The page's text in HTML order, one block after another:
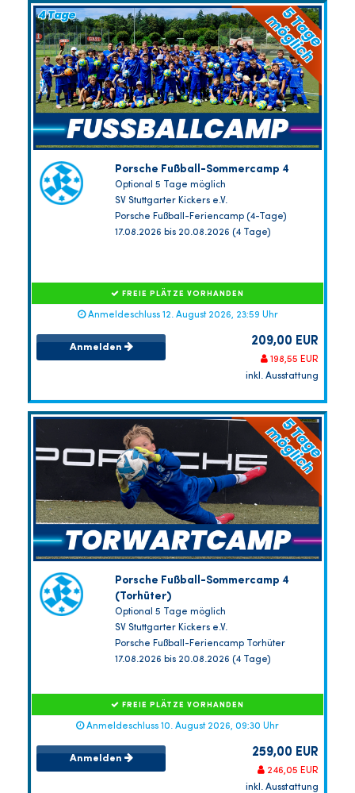
Porsche Fußball-Sommercamp 4
Optional 5 Tage möglich
SV Stuttgarter Kickers e.V.
Porsche Fußball-Feriencamp (4-Tage)
17.08.2026 bis 20.08.2026 (4 Tage)
FREIE PLÄTZE VORHANDEN
Anmeldeschluss 12. August 2026, 23:59 Uhr
Anmelden 209,00 EUR
198,55 EUR
inkl. Ausstattung
Porsche Fußball-Sommercamp 4
(Torhüter)
Optional 5 Tage möglich
SV Stuttgarter Kickers e.V.
Porsche Fußball-Feriencamp Torhüter
17.08.2026 bis 20.08.2026 (4 Tage)
FREIE PLÄTZE VORHANDEN
Anmeldeschluss 10. August 2026, 09:30 Uhr
Anmelden 259,00 EUR
246,05 EUR
inkl. Ausstattung